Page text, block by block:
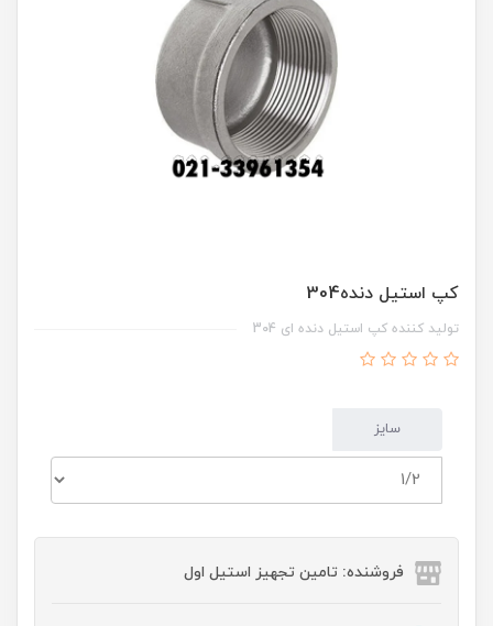
کپ استیل دنده304
تولید کننده کپ استیل دنده ای 304
سایز
فروشنده: تامین تجهیز استیل اول